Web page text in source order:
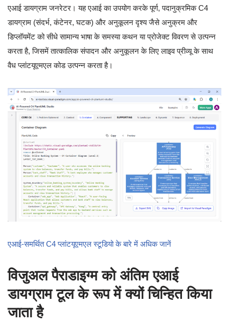
एआई डायग्राम जनरेटर। यह एआई का उपयोग करके पूर्ण, पदानुक्रमिक C4
डायग्राम (संदर्भ, कंटेनर, घटक) और अनुकूलन दृश्य जैसे अनुक्रम और
डिप्लॉयमेंट को सीधे सामान्य भाषा के समस्या कथन या प्रोजेक्ट विवरण से उत्पन्न
करता है, जिसमें तात्कालिक संपादन और अनुकूलन के लिए लाइव प्रीव्यू के साथ
वैध प्लांटयूएमएल कोड उत्पन्न करता है।
एआई-समर्थित C4 प्लांटयूएमएल स्टूडियो के बारे में अधिक जानें
विजुअल पैराडाइग्म को अंतिम एआई
डायग्राम टूल के रूप में क्यों चिन्हित किया
जाता है